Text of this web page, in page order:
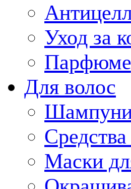
Уход за
Для волос
Шампуни
Маски